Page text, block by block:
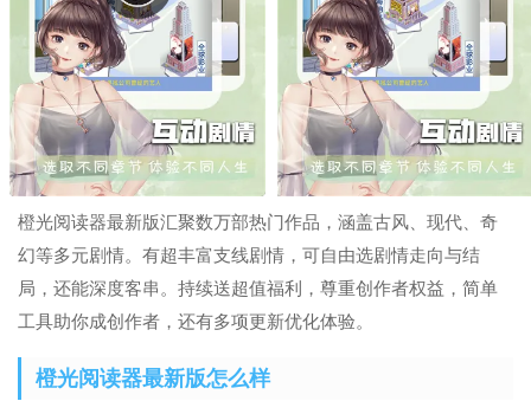
橙光阅读器最新版汇聚数万部热门作品，涵盖古风、现代、奇
幻等多元剧情。有超丰富支线剧情，可自由选剧情走向与结
局，还能深度客串。持续送超值福利，尊重创作者权益，简单
工具助你成创作者，还有多项更新优化体验。
橙光阅读器最新版怎么样